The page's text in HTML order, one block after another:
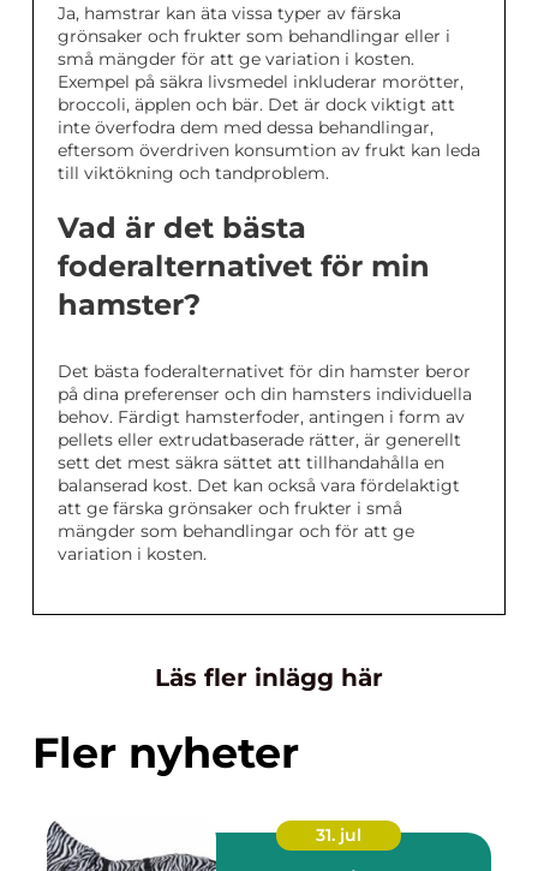
Ja, hamstrar kan äta vissa typer av färska
grönsaker och frukter som behandlingar eller i
små mängder för att ge variation i kosten.
Exempel på säkra livsmedel inkluderar morötter,
broccoli, äpplen och bär. Det är dock viktigt att
inte överfodra dem med dessa behandlingar,
eftersom överdriven konsumtion av frukt kan leda
till viktökning och tandproblem.
Vad är det bästa
foderalternativet för min
hamster?
Det bästa foderalternativet för din hamster beror
på dina preferenser och din hamsters individuella
behov. Färdigt hamsterfoder, antingen i form av
pellets eller extrudatbaserade rätter, är generellt
sett det mest säkra sättet att tillhandahålla en
balanserad kost. Det kan också vara fördelaktigt
att ge färska grönsaker och frukter i små
mängder som behandlingar och för att ge
variation i kosten.
Läs fler inlägg här
Fler nyheter
31. jul